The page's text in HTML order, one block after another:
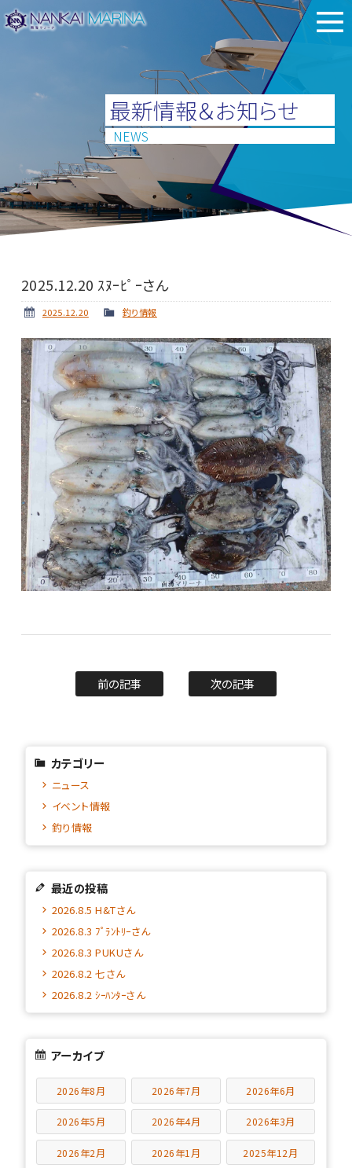
最新情報＆お知らせ
NEWS
2025.12.20 ｽﾇｰﾋﾟｰさん
2025.12.20 釣り情報
前の記事 次の記事
カテゴリー
ニュース
イベント情報
釣り情報
最近の投稿
2026.8.5 H&Tさん
2026.8.3 ﾌﾟﾗﾝﾄﾘｰさん
2026.8.3 PUKUさん
2026.8.2 七さん
2026.8.2 ｼｰﾊﾝﾀｰさん
アーカイブ
2026年8月 2026年7月 2026年6月
2026年5月 2026年4月 2026年3月
2026年2月 2026年1月 2025年12月